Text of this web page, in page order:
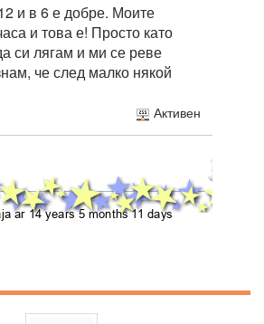
и в 6 е добре. Моите
и това е! Просто като
си лягам и ми се реве
че след малко някой
Активен